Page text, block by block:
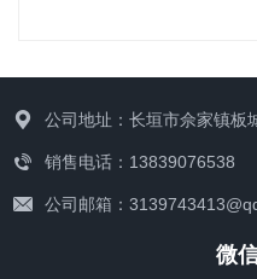
厂医院、航空、航天基地、
料加工厂、烟草厂、糖果厂
厂、停车场、电镀防腐工业
公司地址：长垣市佘家镇板
销售电话：13839076538
公司邮箱：
微